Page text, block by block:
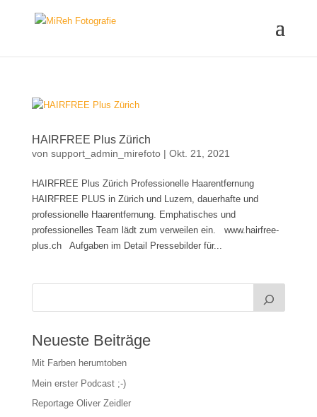
HAIRFREE Plus Zürich
von support_admin_mirefoto| Okt. 21, 2021
HAIRFREE Plus Zürich Professionelle Haarentfernung
HAIRFREE PLUS in Zürich und Luzern, dauerhafte und
professionelle Haarentfernung. Emphatisches und
professionelles Team lädt zum verweilen ein. www.hairfree-
plus.ch Aufgaben im Detail Pressebilder für...
Neueste Beiträge
Mit Farben herumtoben
Mein erster Podcast ;-)
Reportage Oliver Zeidler